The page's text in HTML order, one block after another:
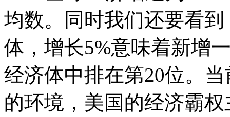
均数。同时我们还要看
体，增长5%意味着新增
经济体中排在第20位。
的环境，美国的经济霸